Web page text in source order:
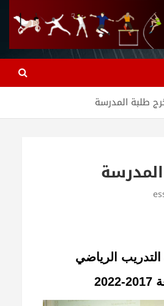
طلبة المدرسة
التدريب الرياضي
2022